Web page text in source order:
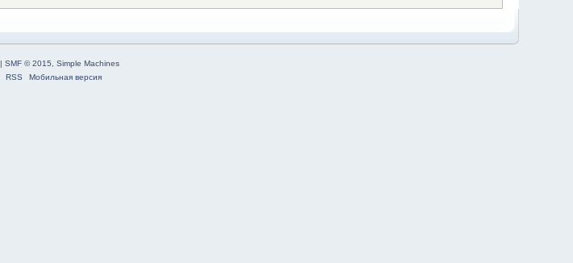
| SMF © 2015, Simple Machines
RSS Мобильная версия